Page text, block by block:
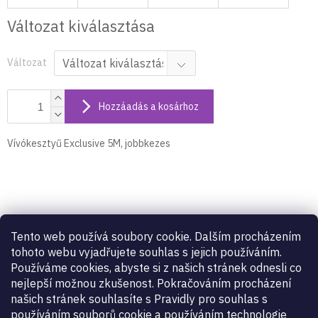
Tento web používá soubory cookie. Dalším procházením
tohoto webu vyjadřujete souhlas s jejich používáním.
Používáme cookies, abyste si z našich stránek odnesli co
nejlepší možnou zkušenost. Pokračováním procházení
našich stránek souhlasíte s Pravidly pro souhlas s
používáním souborů cookie a používáním technologie
Változat kiválasztása
Változat
Hozzáadás a kosárhoz
Vívókesztyű Exclusive 5M, jobbkezes
Vívókesztyű Exclusive 5M, jobbkezes
Kiegészítő paraméterek